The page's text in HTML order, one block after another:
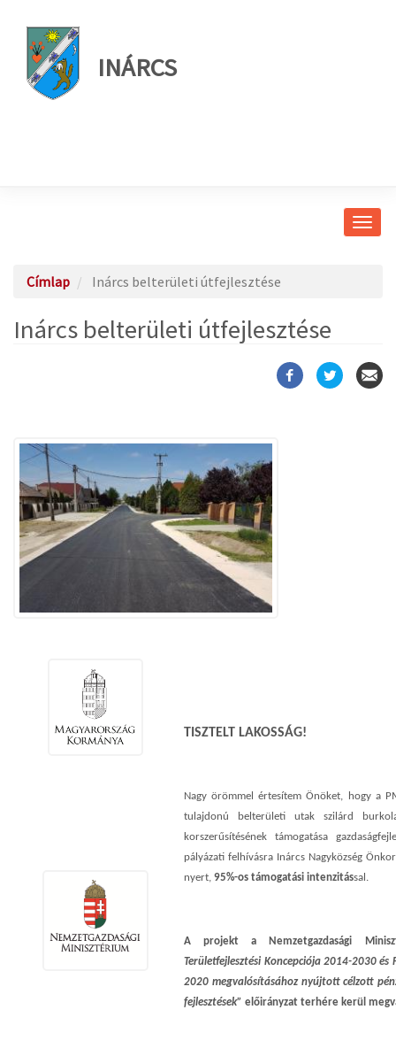
INÁRCS
Címlap Inárcs belterületi útfejlesztése
Inárcs belterületi útfejlesztése
TISZTELT LAKOSSÁG!
Nagy örömmel értesítem Önöket, hogy a
tulajdonú belterületi utak szilárd
korszerűsítésének támogatása
pályázati felhívásra Inárcs Nagyközség
nyert,95%-os támogatási intenzitással.
A projekt a Nemzetgazdasági
Területfejlesztési Koncepciója 2014-2030
2020 megvalósításához nyújtott célzott
fejlesztések” előirányzat terhére kerül